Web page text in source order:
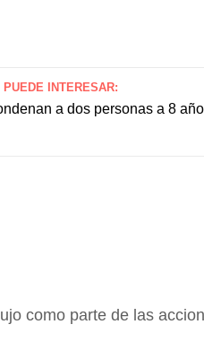
PUEDE INTERESAR:
a dos personas a 8
como parte de las